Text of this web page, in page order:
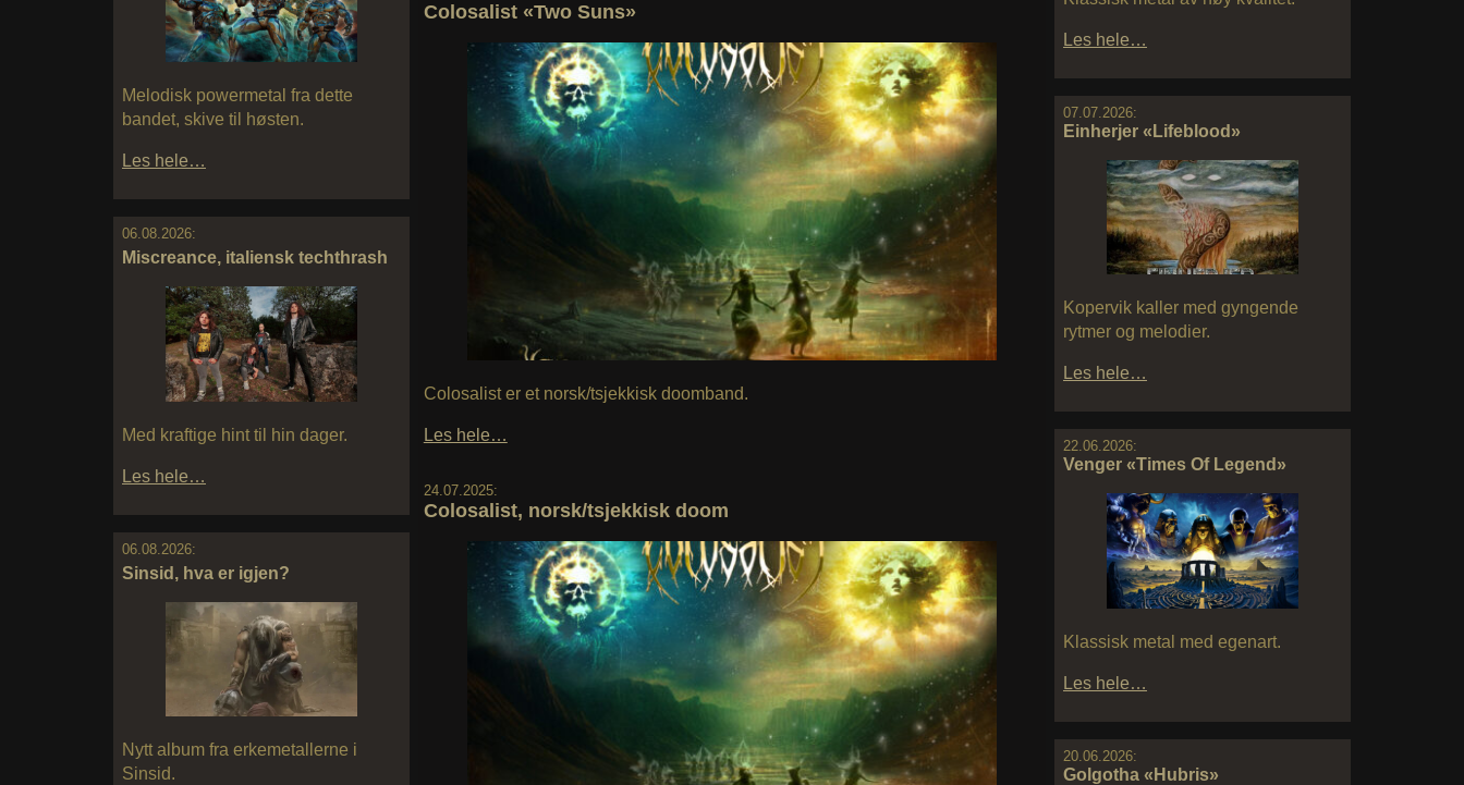
Melodisk powermetal fra dette
bandet, skive til høsten.
Les hele…
06.08.2026:
Miscreance, italiensk techthrash
Med kraftige hint til hin dager.
Les hele…
06.08.2026:
Sinsid, hva er igjen?
Nytt album fra erkemetallerne i
Sinsid.
Les hele…
07.07.2026:
Einherjer «Lifeblood»
Kopervik kaller med gyngende
rytmer og melodier.
Les hele…
22.06.2026:
Venger «Times Of Legend»
Klassisk metal med egenart.
Les hele…
20.06.2026:
Golgotha «Hubris»
Colosalist «Two Suns»
Colosalist er et norsk/tsjekkisk doomband.
Les hele…
24.07.2025:
Colosalist, norsk/tsjekkisk doom